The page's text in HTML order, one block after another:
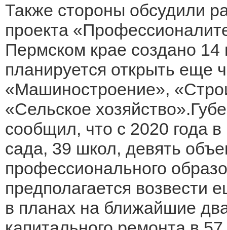
Также стороны обсудили
проекта
Пермском крае создано 14
планируется открыть еще
«Машиностроение»,
«Сельское
сообщил, что с 2020 года
сада, 39 школ, девять
профессионального
предполагается возвести
в планах на ближайшие